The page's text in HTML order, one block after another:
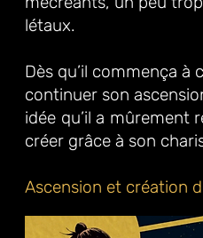
létaux.
Dès qu’il commença
continuer son
idée qu’il a mûrement
créer grâce à son
Ascension et création